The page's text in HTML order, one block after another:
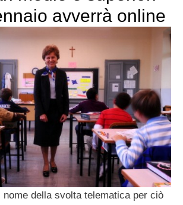
avverrà online
nome della svolta telematica per ciò